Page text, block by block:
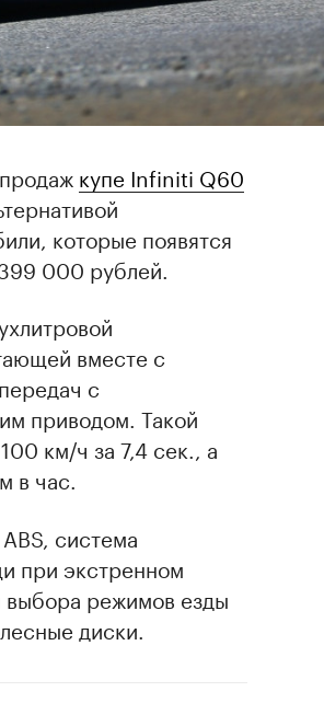
купе Infiniti Q60
которые появятся
000 рублей.
вместе с
с
приводом. Такой
км/ч за 7,4 сек., а
в час.
система
при экстренном
выбора режимов езды
диски.